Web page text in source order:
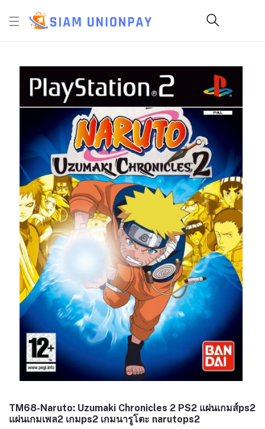
TM68-Naruto: Uzumaki Chronicles 2 PS2 แผ่นเกมส์ps2
แผ่นเกมเพล2 เกมps2 เกมนารูโตะ narutops2